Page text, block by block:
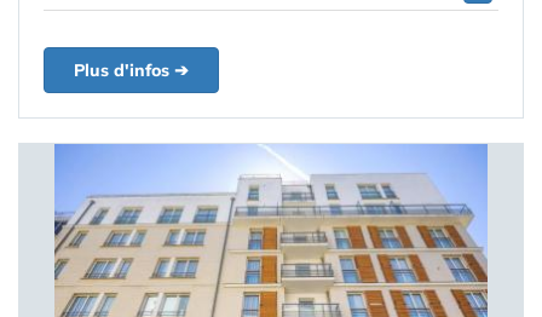
Plus d'infos ➔